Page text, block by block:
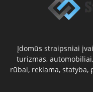
Įdomūs straipsniai
turizmas,
rūbai, reklama, statyba,